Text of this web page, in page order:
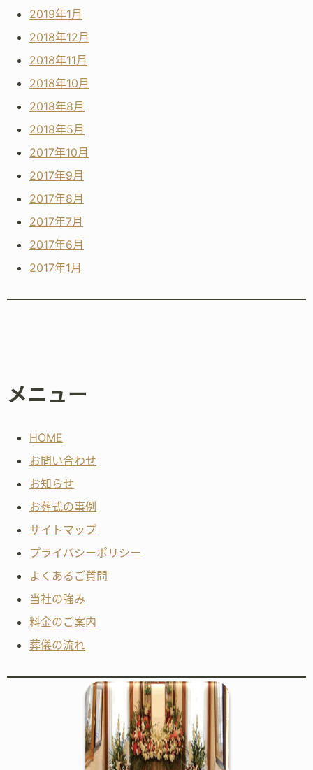
2019年1月
2018年12月
2018年11月
2018年10月
2018年8月
2018年5月
2017年10月
2017年9月
2017年8月
2017年7月
2017年6月
2017年1月
メニュー
HOME
お問い合わせ
お知らせ
お葬式の事例
サイトマップ
プライバシーポリシー
よくあるご質問
当社の強み
料金のご案内
葬儀の流れ